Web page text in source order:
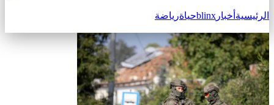
الرئيسية أخبار blinxحياةرياضة